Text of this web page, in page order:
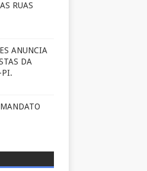
RUAS
ANUNCIA
DA
PI.